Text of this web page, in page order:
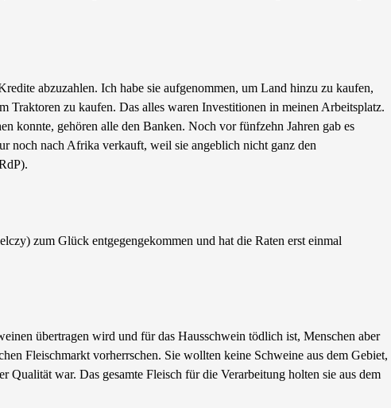
abzuzahlen. Ich habe sie aufgenommen, um Land hinzu zu kaufen,
Traktoren zu kaufen. Das alles waren Investitionen in meinen Arbeitsplatz.
konnte, gehören alle den Banken. Noch vor fünfzehn Jahren gab es
noch nach Afrika verkauft, weil sie angeblich nicht ganz den
zum Glück entgegengekommen und hat die Raten erst einmal
übertragen wird und für das Hausschwein tödlich ist, Menschen aber
Fleischmarkt vorherrschen. Sie wollten keine Schweine aus dem Gebiet,
war. Das gesamte Fleisch für die Verarbeitung holten sie aus dem